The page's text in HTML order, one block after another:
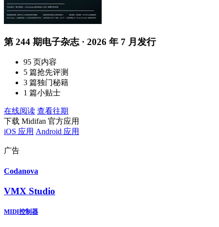
第 244 期电子杂志 · 2026 年 7 月发行
95 页内容
5 篇抢先评测
3 篇独门秘籍
1 篇小贴士
在线阅读 查看往期
下载 Midifan 官方应用
iOS 应用 Android 应用
广告
Codanova
VMX Studio
MIDI控制器